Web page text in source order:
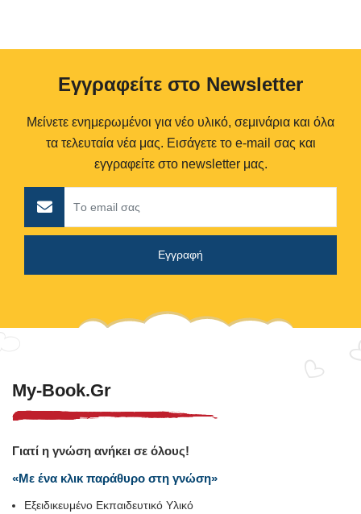
Eγγραφείτε στο Newsletter
Μείνετε ενημερωμένοι για νέο υλικό, σεμινάρια και όλα
τα τελευταία νέα μας. Εισάγετε το e-mail σας και
εγγραφείτε στο newsletter μας.
My-Book.gr
Γιατί η γνώση ανήκει σε όλους!
«Με ένα κλικ παράθυρο στη γνώση»
Εξειδικευμένο Εκπαιδευτικό Υλικό